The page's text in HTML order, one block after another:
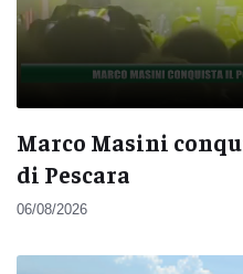
Marco Masini
di Pescara
06/08/2026